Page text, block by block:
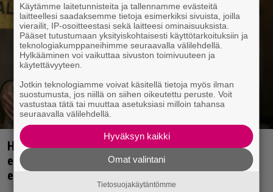
Huippuleffa suoratoistossa: DiCaprion
ensimmäinen päärooli – ja Tobey Maguiren
ensimmäinen elokuvaesiintyminen
Käytämme laitetunnisteita ja tallennamme evästeitä
laitteellesi saadaksemme tietoja esimerkiksi sivuista, joilla
vierailit, IP-osoitteestasi sekä laitteesi ominaisuuksista.
Pääset tutustumaan yksityiskohtaisesti käyttötarkoituksiin ja
teknologiakumppaneihimme seuraavalla välilehdellä.
Hylkääminen voi vaikuttaa sivuston toimivuuteen ja
käytettävyyteen.
Jotkin teknologiamme voivat käsitellä tietoja myös ilman
suostumusta, jos niillä on siihen oikeutettu peruste. Voit
vastustaa tätä tai muuttaa asetuksiasi milloin tahansa
seuraavalla välilehdellä.
Hyväksyn kaikki
Omat valintani
Tietosuojakäytäntömme